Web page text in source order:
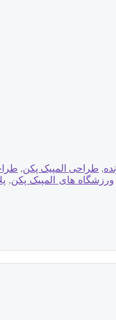
, طراحی المپیک پکن,
ورزشگاه های المپیک پکن,